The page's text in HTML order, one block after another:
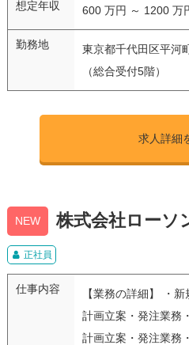
想定年収 600 万円 ～ 1200 万
勤務地
東京都千代田区平河
（総合受付5階）
求人詳細
NEW 株式会社ローソ
正社員
仕事内容
【業務の詳細】 ・
計画立案・発注業務
計画立案・発注業務